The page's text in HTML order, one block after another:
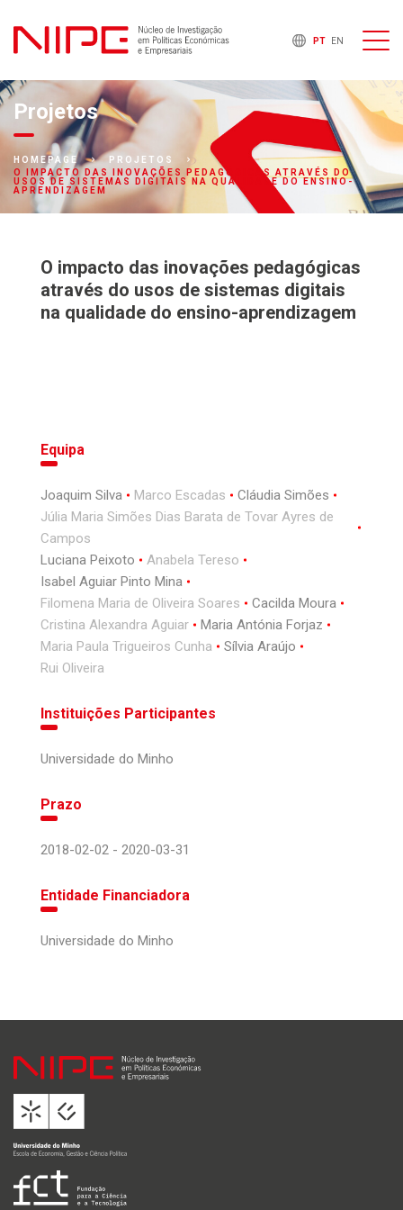
PT EN
Projetos
HOMEPAGE
PROJETOS
O IMPACTO DAS INOVAÇÕES PEDAGÓGICAS ATRAVÉS DO
USOS DE SISTEMAS DIGITAIS NA QUALIDADE DO ENSINO-
APRENDIZAGEM
O impacto das inovações pedagógicas
através do usos de sistemas digitais
na qualidade do ensino-aprendizagem
Equipa
Joaquim Silva Marco Escadas
Cláudia Simões
Júlia Maria Simões Dias Barata de Tovar Ayres de
Campos
Luciana Peixoto
Anabela Tereso
Isabel Aguiar Pinto Mina
Filomena Maria de Oliveira Soares
Cacilda Moura
Cristina Alexandra Aguiar
Maria Antónia Forjaz
Maria Paula Trigueiros Cunha
Sílvia Araújo
Rui Oliveira
Instituições Participantes
Universidade do Minho
Prazo
2018-02-02 - 2020-03-31
Entidade Financiadora
Universidade do Minho